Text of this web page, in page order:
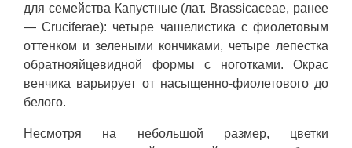
для семейства Капустные (лат. Brassicaceae, ранее
— Cruciferae): четыре чашелистика с фиолетовым
оттенком и зелеными кончиками, четыре лепестка
обратнояйцевидной формы с ноготками. Окрас
венчика варьирует от насыщенно-фиолетового до
белого.
Несмотря на небольшой размер, цветки